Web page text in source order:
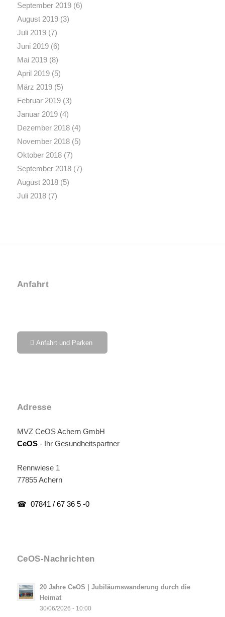
September 2019(6)
August 2019(3)
Juli 2019(7)
Juni 2019(6)
Mai 2019(8)
April 2019(5)
März 2019(5)
Februar 2019(3)
Januar 2019(4)
Dezember 2018(4)
November 2018(5)
Oktober 2018(7)
September 2018(7)
August 2018(5)
Juli 2018(7)
Anfahrt
Anfahrt und Parken
Adresse
MVZ CeOS Achern GmbH
CeOS- Ihr Gesundheitspartner
Rennwiese 1
77855 Achern
☎ 07841 / 67 36 5 -0
CeOS-Nachrichten
20 Jahre CeOS | Jubiläumswanderung durch die
Heimat
30/06/2026 - 10:00